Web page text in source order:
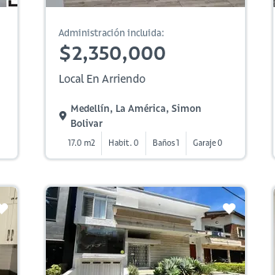
Administración incluida:
$2,350,000
Local En Arriendo
Medellín, La América, Simon
Bolivar
17.0 m2 Habit. 0 Baños 1 Garaje 0